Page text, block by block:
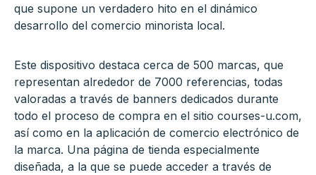
que supone un verdadero hito en el dinámico
desarrollo del comercio minorista local.
Este dispositivo destaca cerca de 500 marcas, que
representan alrededor de 7000 referencias, todas
valoradas a través de banners dedicados durante
todo el proceso de compra en el sitio courses-u.com,
así como en la aplicación de comercio electrónico de
la marca. Una página de tienda especialmente
diseñada, a la que se puede acceder a través de